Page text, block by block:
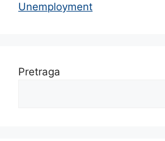
Unemployment
Pretraga